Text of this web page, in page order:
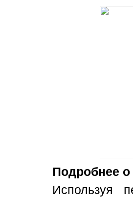
Подробнее
Используя